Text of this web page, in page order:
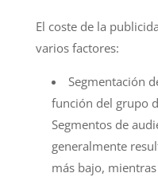
El coste de la
varios factores:
Segmentación
función del grupo
Segmentos de
generalmente
más bajo,